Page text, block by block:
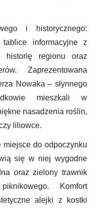
i historycznego:
informacyjne z
historię regionu oraz
Zaprezentowana
Nowaka – słynnego
mieszkali w
nasadzenia roślin,
liliowce.
miejsce do odpoczynku
się w niej wygodne
oraz zielony trawnik
Komfort
alejki z kostki